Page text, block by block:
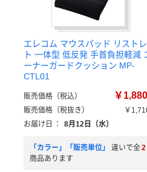
エレコム マウスパッド リスト
ト 一体型 低反発 手首負担軽減
ーナーガードクッション MP-
CTL01
販売価格（税込） ￥
販売価格（税抜き）
￥
お届け日
： 8月12日（水）
「カラー」「販売単位」 違いで全2
商品あります